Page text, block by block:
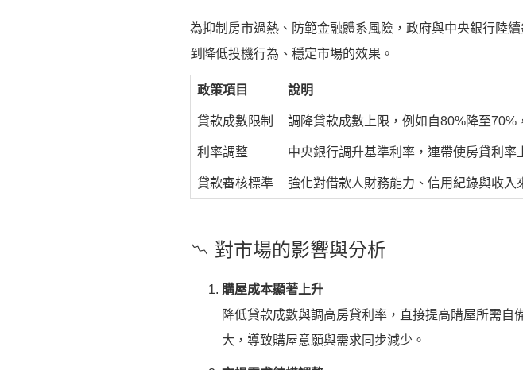
為抑制房市過熱、防範金融體系風險，政府與中央銀行陸
到降低投機行為、穩定市場的效果。
政策項目 說明
貸款成數限制 調降貸款成數上限，例如自80%降至70%
利率調整 中央銀行調升基準利率，連帶使房貸利
貸款審核標準 強化對借款人財務能力、信用紀錄與收入
📉 對市場的影響與分析
購屋成本顯著上升
降低貸款成數與調高房貸利率，直接提高購屋所需
大，導致購屋意願與需求同步減少。